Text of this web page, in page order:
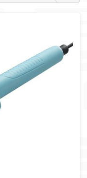
سنسور و ماژول
پروگرامر ، هدربورد و مینی
منابع تغذیه و باتری